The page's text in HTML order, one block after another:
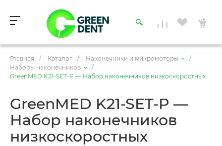
Главная / Каталог / Наконечники и микромоторы
/
Наборы наконечников
/
GreenMED K21-SET-P — Набор наконечников низкоскоростных
GreenMED K21-SET-P —
Набор наконечников
низкоскоростных